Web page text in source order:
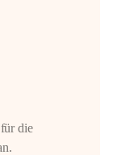
die